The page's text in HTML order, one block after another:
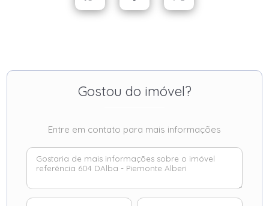
Gostou do imóvel?
Entre em contato para mais informações